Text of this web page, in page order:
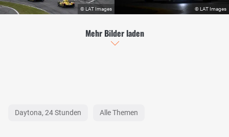
Mehr Bilder laden
Daytona, 24 Stunden Alle Themen